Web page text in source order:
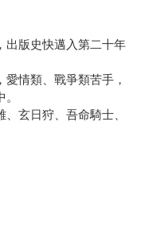
出版史快邁入第二十年
情類、戰爭類苦手，
玄日狩、吾命騎士、